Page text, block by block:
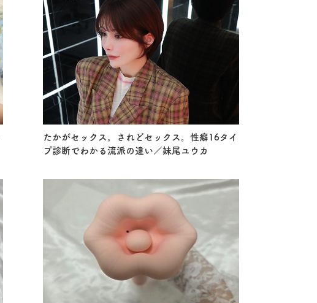
たかがセックス。されどセックス。性癖16タイ
プ診断でわかる流派の違い／妹尾ユウカ